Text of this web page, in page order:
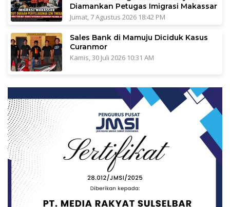
Diamankan Petugas Imigrasi Makassar
Jumat, 7 Agustus 2026 18:42 PM
Sales Bank di Mamuju Diciduk Kasus
Curanmor
Kamis, 30 Juli 2026 10:31 AM